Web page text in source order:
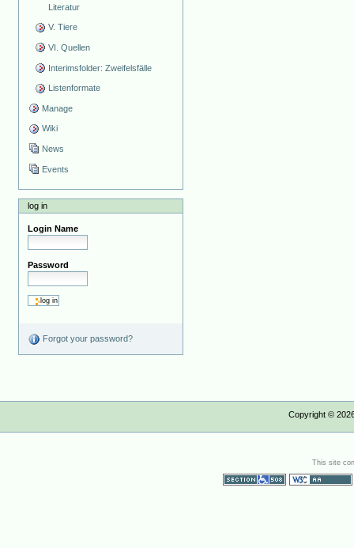
Literatur
V. Tiere
VI. Quellen
Interimsfolder: Zweifelsfälle
Listenformate
Manage
Wiki
News
Events
log in
Login Name
Password
Forgot your password?
Copyright ©
This site